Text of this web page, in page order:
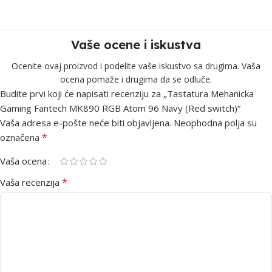
Vaše ocene i iskustva
Ocenite ovaj proizvod i podelite vaše iskustvo sa drugima. Vaša
ocena pomaže i drugima da se odluče.
Budite prvi koji će napisati recenziju za „Tastatura Mehanicka
Gaming Fantech MK890 RGB Atom 96 Navy (Red switch)“
Vaša adresa e-pošte neće biti objavljena. Neophodna polja su
označena *
Vaša ocena
Vaša recenzija *